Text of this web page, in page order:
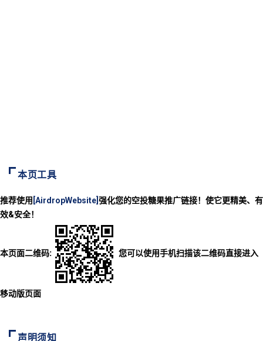
本页工具
推荐使用 [AirdropWebsite] 强化您的空投糖果推广链接！使它更精美、有
效&安全！
本页面二维码: 您可以使用手机扫描该二维码直接进入
移动版页面
声明须知